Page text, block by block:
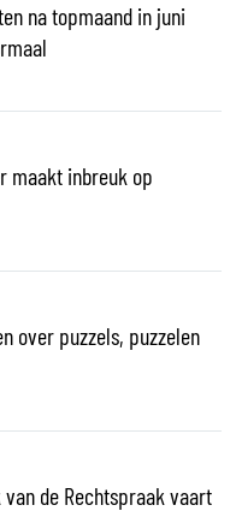
na topmaand in juni
maakt inbreuk op
over puzzels, puzzelen
van de Rechtspraak vaart